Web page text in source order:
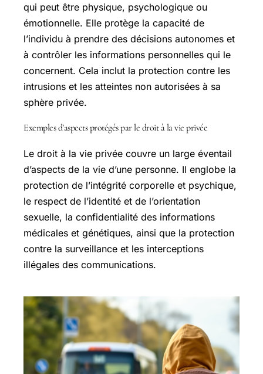
qui peut être physique, psychologique ou
émotionnelle. Elle protège la capacité de
l’individu à prendre des décisions autonomes et
à contrôler les informations personnelles qui le
concernent. Cela inclut la protection contre les
intrusions et les atteintes non autorisées à sa
sphère privée.
Exemples d’aspects protégés par le droit à la vie privée
Le droit à la vie privée couvre un large éventail
d’aspects de la vie d’une personne. Il englobe la
protection de l’intégrité corporelle et psychique,
le respect de l’identité et de l’orientation
sexuelle, la confidentialité des informations
médicales et génétiques, ainsi que la protection
contre la surveillance et les interceptions
illégales des communications.